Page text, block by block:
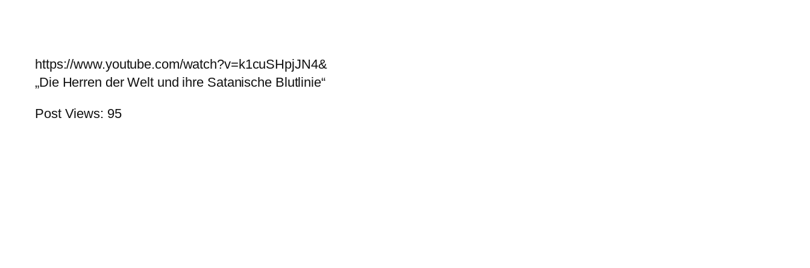
https://www.youtube.com/watch?v=k1cuSHpjJN4&
„Die Herren der Welt und ihre Satanische Blutlinie“
Post Views: 95